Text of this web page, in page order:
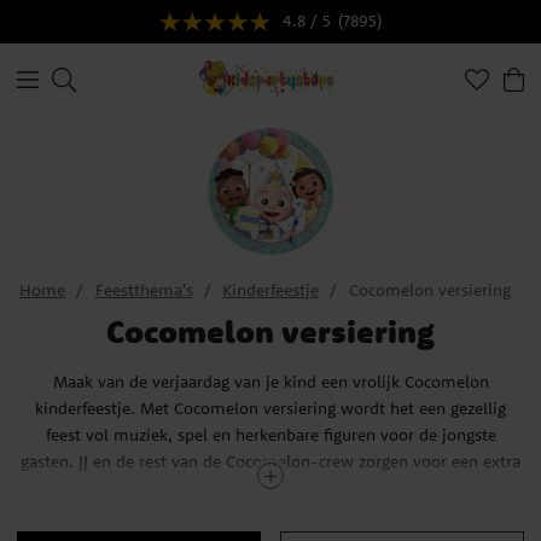
4.8 / 5 (7895)
Home Feestthema's Kinderfeestje Cocomelon versiering
Cocomelon versiering
Maak van de verjaardag van je kind een vrolijk Cocomelon
kinderfeestje. Met Cocomelon versiering wordt het een gezellig
feest vol muziek, spel en herkenbare figuren voor de jongste
gasten. JJ en de rest van de Cocomelon-crew zorgen voor een extra
dosis kleur en plezier.
Cocomelon is de populaire serie waarin kinderen alledaagse